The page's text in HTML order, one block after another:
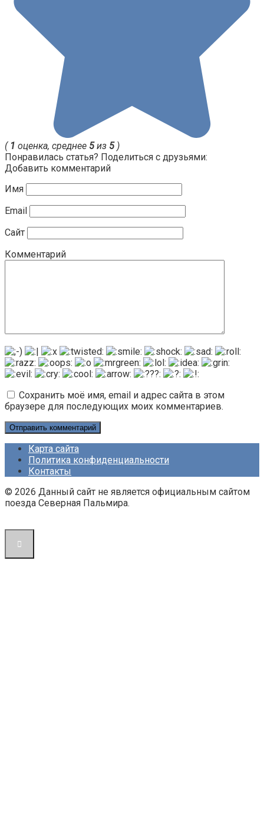
( 1 оценка, среднее 5из 5)
Понравилась статья? Поделиться с друзьями:
Добавить комментарий
Имя
Email
Сайт
Комментарий
Сохранить моё имя, email и адрес сайта в этом
браузере для последующих моих комментариев.
Карта сайта
Политика конфиденциальности
Контакты
© 2026 Данный сайт не является официальным сайтом
поезда Северная Пальмира.